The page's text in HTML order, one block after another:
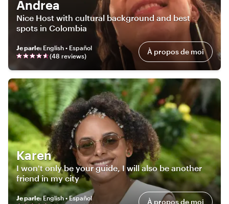
Andrea
Nice Host with cultural background and best
spots in Colombia
Je parle: English • Español
(48 reviews) À propos de moi
Karen
I won't only be your guide, I will also be another
friend in my city
Je parle:English • Español
À propos de moi